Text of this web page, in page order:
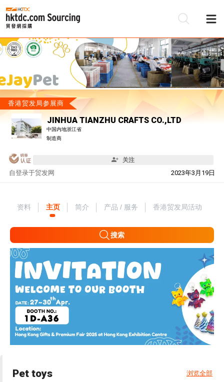
香港贸发局参展商
JINHUA TIANZHU CRAFTS CO.,LTD
中国内地浙江省
制造商
关注
自 2023年3月19日
登录于贸发网
资料 主页 简介 产品 / 服务 香港贸发局活动
搜索
Pet toys 浏览全部